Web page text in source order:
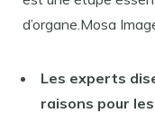
d’organe.Mosa
Les experts
raisons pour